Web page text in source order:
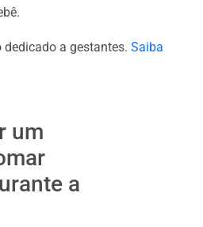
a gestantes. Saiba
um
a